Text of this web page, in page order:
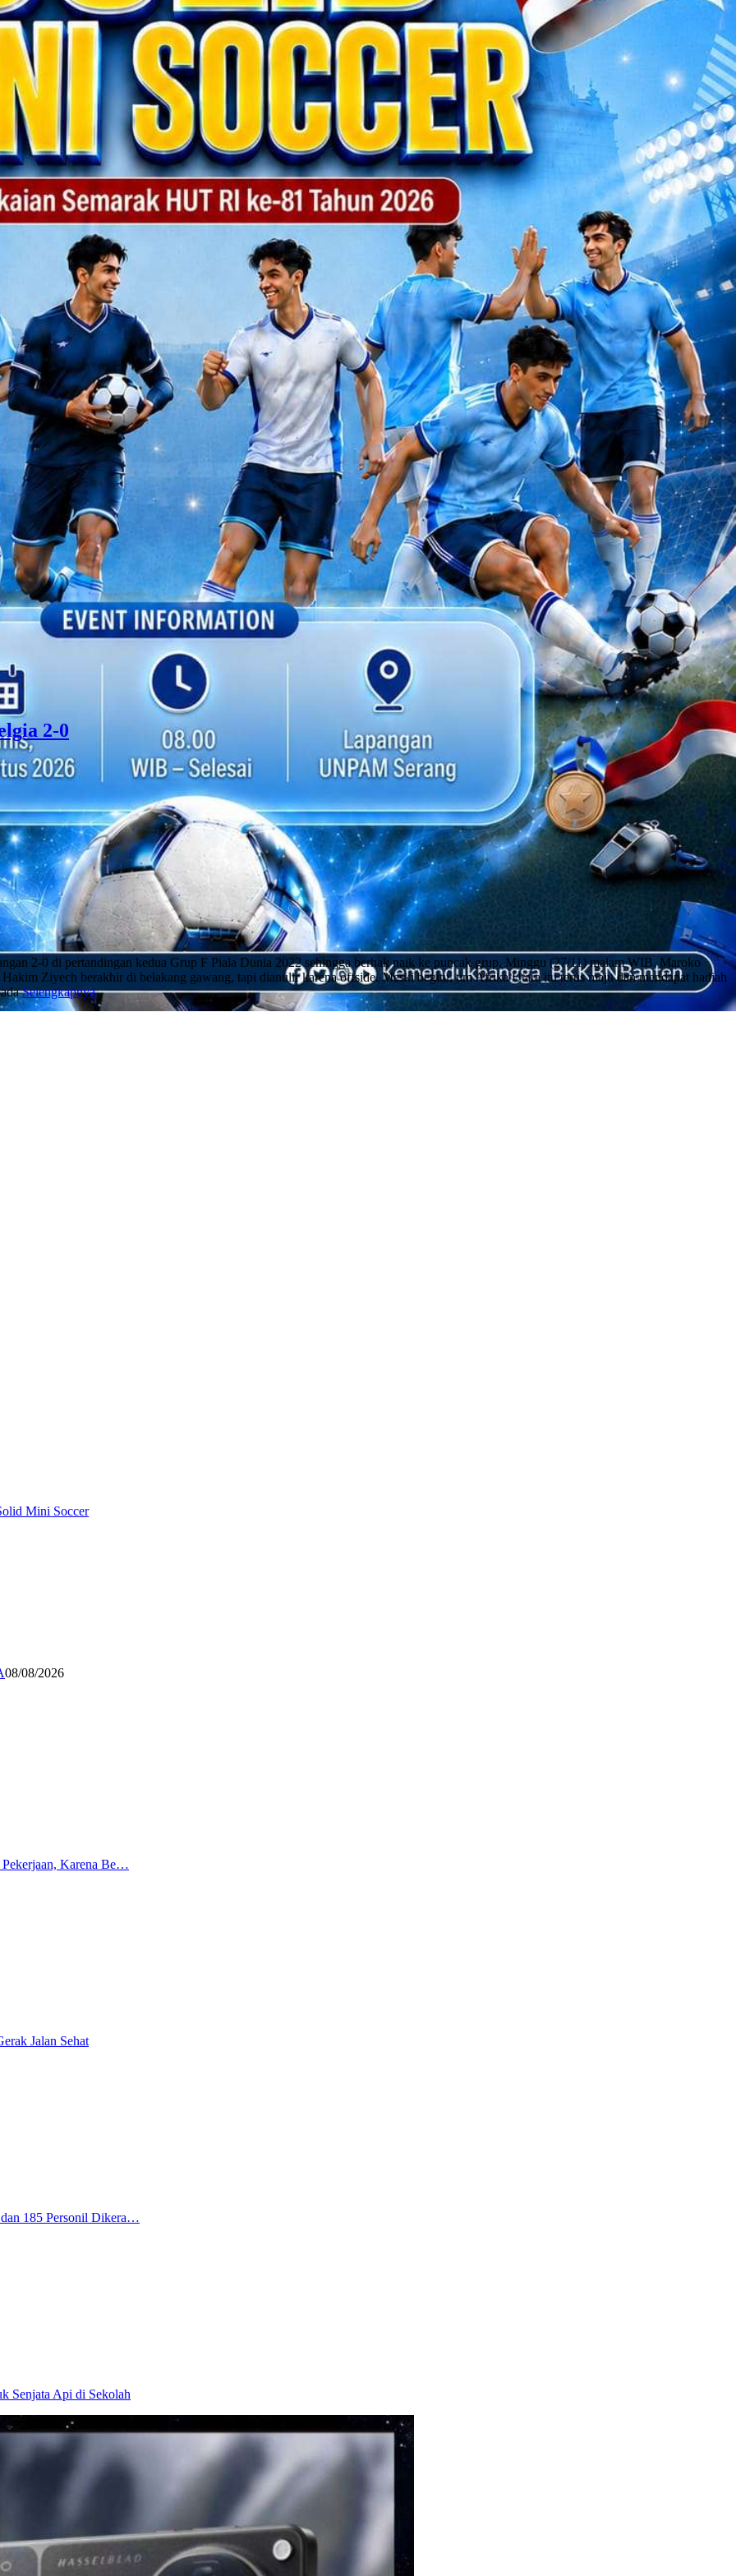
2-0
2-0 di pertandingan kedua Grup F Piala Dunia 2022 sehingga berhak naik ke puncak grup, Minggu (27/11) malam WIB. Maroko
Ziyech berakhir di belakang gawang, tapi dianulir karena offside. Meski begitu, tim Afrika Utara itu terus maju dan mendapat hadiah
Selengkapnya
Mini Soccer
08/08/2026
Pekerjaan, Karena Be…
Jalan Sehat
185 Personil Dikera…
Senjata Api di Sekolah